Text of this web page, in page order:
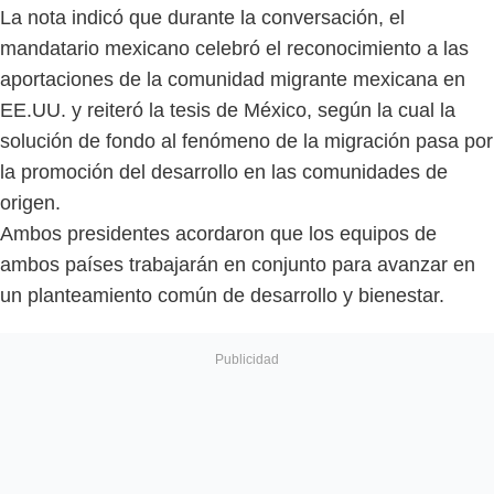
La nota indicó que durante la conversación, el
mandatario mexicano celebró el reconocimiento a las
aportaciones de la comunidad migrante mexicana en
EE.UU. y reiteró la tesis de México, según la cual la
solución de fondo al fenómeno de la migración pasa por
la promoción del desarrollo en las comunidades de
origen.
Ambos presidentes acordaron que los equipos de
ambos países trabajarán en conjunto para avanzar en
un planteamiento común de desarrollo y bienestar.